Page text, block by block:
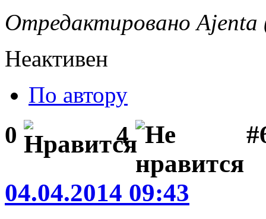
Отредактировано Ajenta
Неактивен
По автору
0 4
04.04.2014 09:43